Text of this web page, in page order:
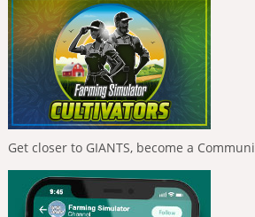
Get closer to GIANTS, become a